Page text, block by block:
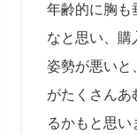
年齢的に胸も
なと思い、購
姿勢が悪いと
がたくさんあ
るかもと思い